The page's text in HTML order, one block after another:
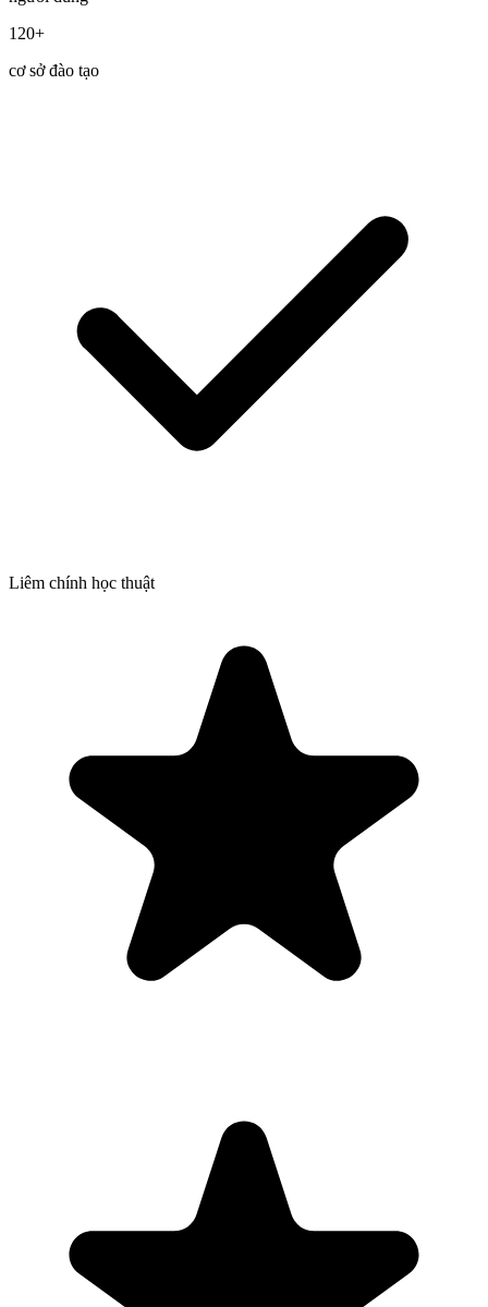
120+
cơ sở đào tạo
Liêm chính học thuật